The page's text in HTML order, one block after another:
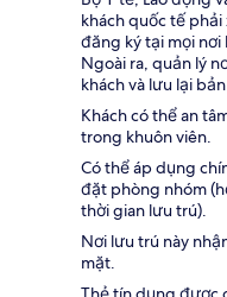
khách quốc tế
đăng ký tại mọi nơi
Ngoài ra, quản lý
khách và lưu lại
Khách có thể an
trong khuôn viên.
Có thể áp dụng
đặt phòng nhóm
thời gian lưu trú).
Nơi lưu trú này
mặt.